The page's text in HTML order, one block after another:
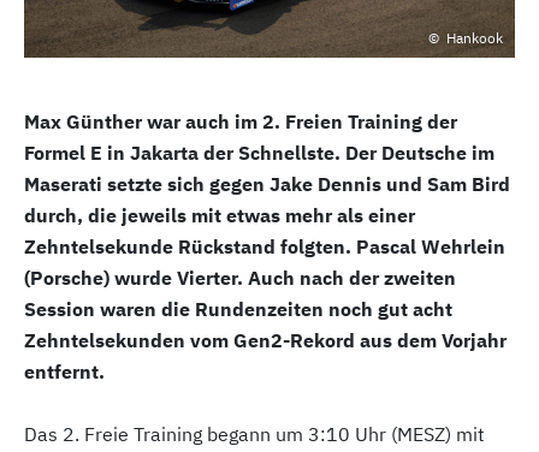
Hankook
Max Günther war auch im 2. Freien Training der
Formel E in Jakarta der Schnellste. Der Deutsche im
Maserati setzte sich gegen Jake Dennis und Sam Bird
durch, die jeweils mit etwas mehr als einer
Zehntelsekunde Rückstand folgten. Pascal Wehrlein
(Porsche) wurde Vierter. Auch nach der zweiten
Session waren die Rundenzeiten noch gut acht
Zehntelsekunden vom Gen2-Rekord aus dem Vorjahr
entfernt.
Das 2. Freie Training begann um 3:10 Uhr (MESZ) mit